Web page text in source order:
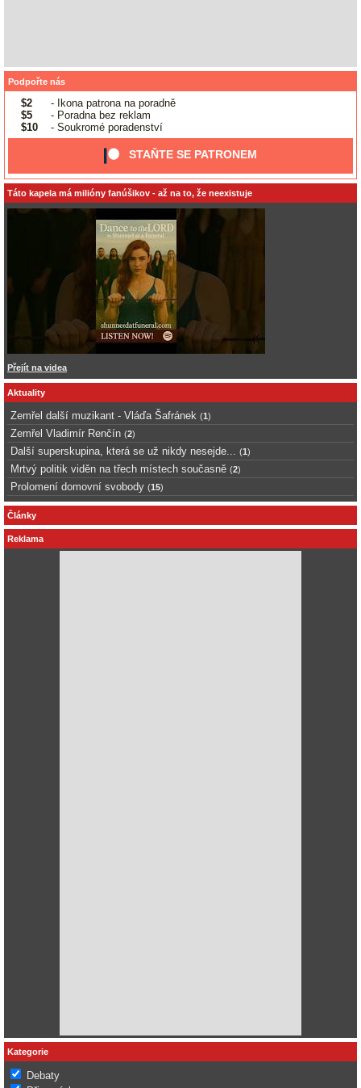
Podpořte nás
$2
- Ikona patrona na poradně
$5
- Poradna bez reklam
$10
- Soukromé poradenství
STAŇTE SE PATRONEM
Táto kapela má milióny fanúšikov - až na to, že neexistuje
Přejít na videa
Aktuality
Zemřel další muzikant - Vláďa Šafránek (1 )
Zemřel Vladimír Renčín (2)
Další superskupina, která se už nikdy nesejde... (1 )
Mrtvý politik viděn na třech místech současně (2)
Prolomení domovní svobody (15)
Články
Reklama
Kategorie
Debaty